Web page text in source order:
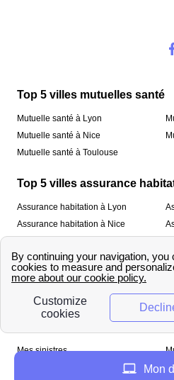
Top 5 villes mutuelles santé
Mutuelle santé à Lyon
Mutuelle santé à Nice
Mutuelle santé à Toulouse
Top 5 villes assurance
Assurance habitation à Lyon
Assurance habitation à Nice
À propos
Qui sommes-nous ?
Mes sinistres
Mon